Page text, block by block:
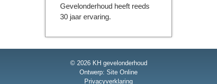
Gevelonderhoud heeft reeds
30 jaar ervaring.
© 2026 KH gevelonderhoud
Ontwerp: Site Online
Privacyverklaring